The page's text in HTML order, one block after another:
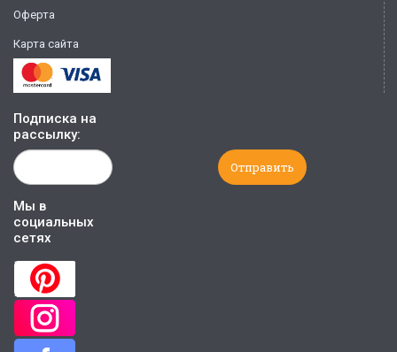
Оферта
Карта сайта
Подписка на
рассылку:
Мы в
социальных
сетях